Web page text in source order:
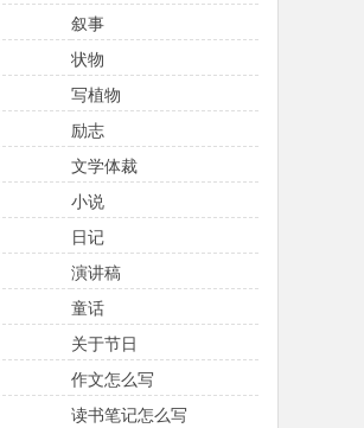
叙事
状物
写植物
励志
文学体裁
小说
日记
演讲稿
童话
关于节日
作文怎么写
读书笔记怎么写